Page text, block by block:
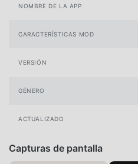
NOMBRE DE LA APP
CARACTERÍSTICAS MOD
VERSIÓN
GÉNERO
ACTUALIZADO
Capturas de pantalla